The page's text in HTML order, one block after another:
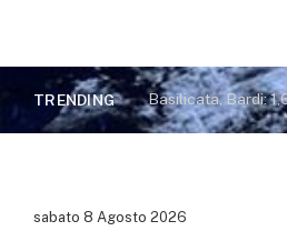
TRENDING Basilicata, Bardi:
sabato 8 Agosto 2026